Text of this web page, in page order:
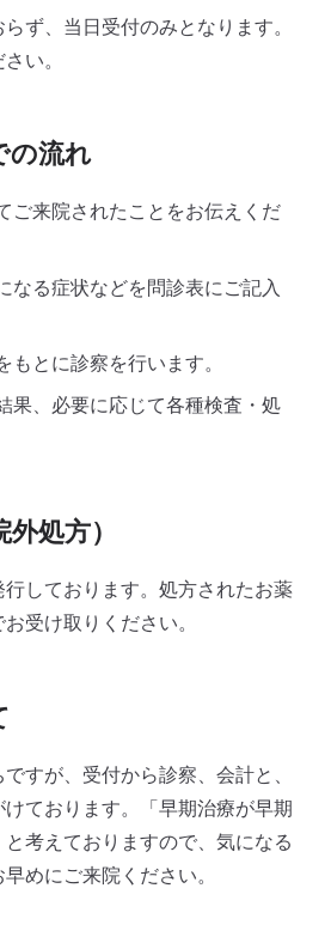
間 アクセス
ず、当日受付のみとなります。
い。
の流れ
ご来院されたことをお伝えくだ
なる症状などを問診表にご記入
もとに診察を行います。
果、必要に応じて各種検査・処
処方）
行しております。処方されたお薬
受け取りください。
すが、受付から診察、会計と、
ております。「早期治療が早期
考えておりますので、気になる
めにご来院ください。